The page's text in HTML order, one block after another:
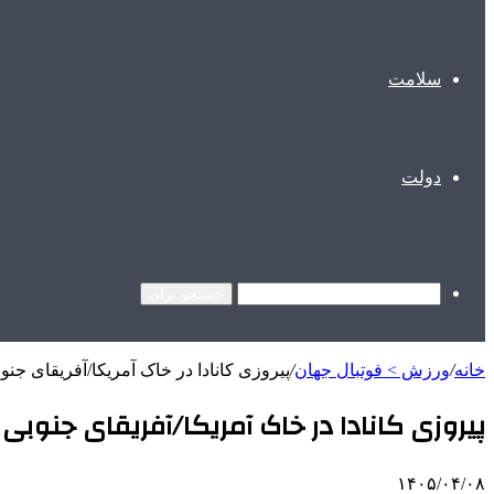
سلامت
دولت
خانه/ورزش > فوتبال جهان/پیروزی کانادا در خاک آمریکا/آفریقای
پیروزی کانادا در خاک آمریکا/آفریقای
۱۴۰۵/۰۴/۰۸